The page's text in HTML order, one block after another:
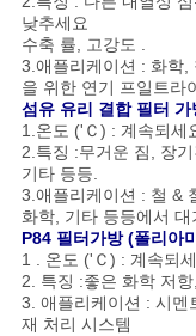
낮추세요
수축 률, 고강도 .
3.애플리케이션 : 화학,
을 위한 연기 프일트라
섬유 유리 결합 필터
1.온도 ('Ｃ) : 계속되세
2.특징 :무거운 짐, 장
기타 등등.
3.애플리케이션 : 철 &
화학, 기타 등등에서
P84 필터가방 (폴리아
1 . 온도 ('Ｃ) : 계속되
2. 특징 :좋은 화학 저
3. 애플리케이션 : 시멘
재 처리 시스템